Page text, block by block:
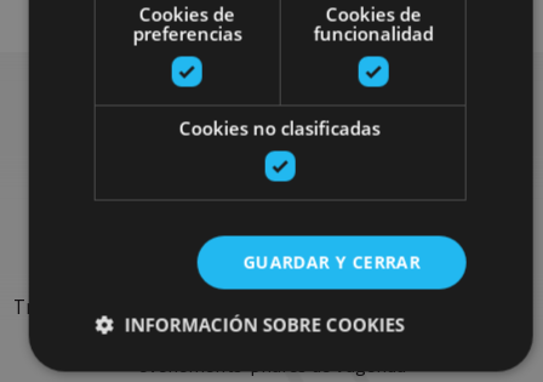
Rechercher plus de
sorties
Trouvez des sorties et des propositions pour compléter votre
séjour en Navarre : activités organisées, visites et les
évènements-phares de l'agenda
Cookies de
preferencias
Cookies de
funcionalidad
Cookies no clasificadas
GUARDAR Y CERRAR
INFORMACIÓN SOBRE COOKIES